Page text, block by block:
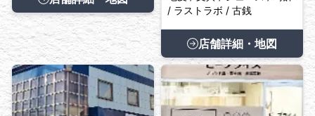
/ ラストラボ / 古銭
店舗詳細・地図